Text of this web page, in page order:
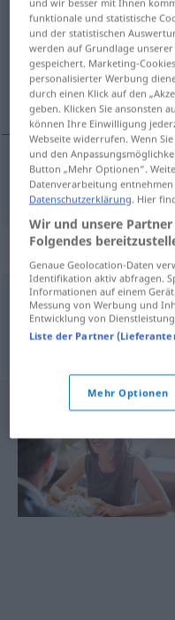
Übersicht aller
(Für mehr Details die
роба
роба GüterWaren
Synonyme
Artikel
funktionale und statistische
und der statistischen
werden auf Grundlage
gespeichert. Marketing-
personalisierter Werbung
durch einen Klick auf den
geben. Klicken Sie ansonsten
können Ihre Einwilligung
Webseite widerrufen. Wenn
und den
Button „Mehr Optionen“.
Datenverarbeitung entnehmen
Datenschutzerklärung . Hier
Wir und unsere
Folgendes
Genaue Geolocation-Daten
Identifikation aktiv abfragen.
Informationen auf einem
Messung von Werbung und
Entwicklung von
Liste der Partner
Mehr Optionen